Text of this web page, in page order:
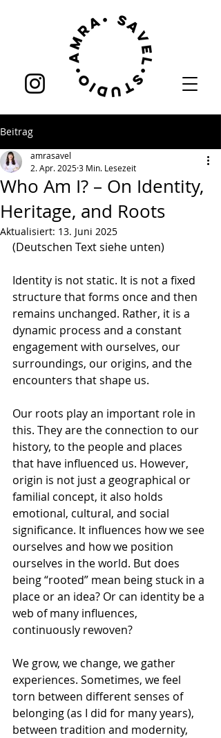
Beitrag
Who Am I? – On Identity,
Heritage, and Roots
amrasavel
2. Apr. 20253 Min. Lesezeit
Aktualisiert: 13. Juni 2025
(Deutschen Text siehe unten)
Identity is not static. It is not a fixed
structure that forms once and then
remains unchanged. Rather, it is a
dynamic process and a constant
engagement with ourselves, our
surroundings, our origins, and the
encounters that shape us.
Our roots play an important role in
this. They are the connection to our
history, to the people and places
that have influenced us. However,
origin is not just a geographical or
familial concept, it also holds
emotional, cultural, and social
significance. It influences how we see
ourselves and how we position
ourselves in the world. But does
being “rooted” mean being stuck in a
place or an idea? Or can identity be a
web of many influences,
continuously rewoven?
We grow, we change, we gather
experiences. Sometimes, we feel
torn between different senses of
belonging (as I did for many years),
between tradition and modernity,